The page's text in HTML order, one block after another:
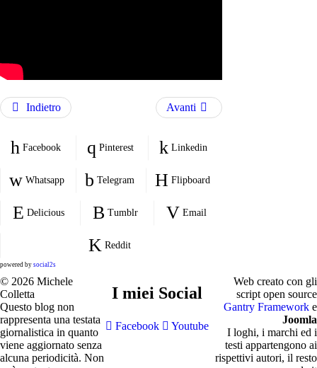
Indietro Avanti
Facebook Pinterest Linkedin
Whatsapp Telegram Flipboard
Delicious Tumblr Email
Reddit
powered by social2s
© 2026 Michele
Colletta
Questo blog non
rappresenta una testata
giornalistica in quanto
viene aggiornato senza
alcuna periodicità. Non
I miei Social
Facebook Youtube
Web creato con gli
script open source
Gantry Frameworke
Joomla
I loghi, i marchi ed i
testi appartengono ai
rispettivi autori, il resto